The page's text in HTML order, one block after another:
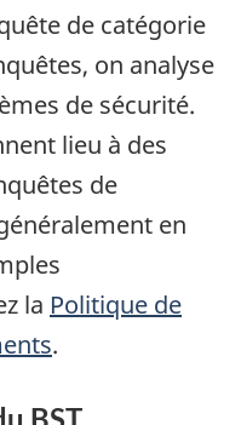
de catégorie
on analyse
de sécurité.
lieu à des
de
en
la Politique de
.